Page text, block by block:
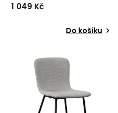
1 049 Kč
Do košíku
nádherného
skandinávského nábytku
HOUSE NORDIC v provedení
bílého sedáku a dřevěných
nohou. ✅ krásný nábytek